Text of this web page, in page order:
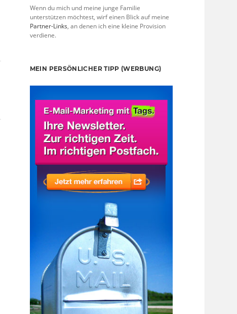
Wenn du mich und meine junge Familie
unterstützen möchtest, wirf einen Blick auf meine
Partner-Links, an denen ich eine kleine Provision
verdiene.
MEIN PERSÖNLICHER TIPP (WERBUNG)